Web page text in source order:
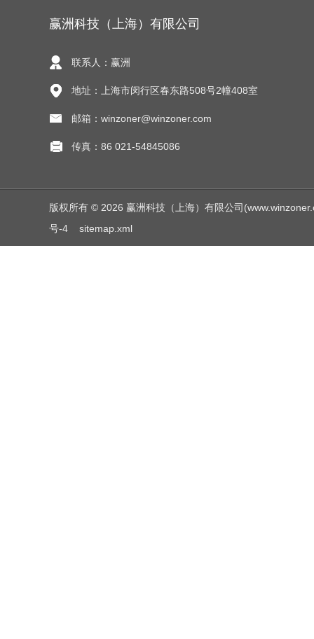
赢洲科技（上海）有限公司
联系人：赢洲
地址：上海市闵行区春东路508号2幢408室
邮箱：winzoner@winzoner.com
传真：86 021-54845086
版权所有 © 2026 赢洲科技（上海）有限公司
号-4
sitemap.xml